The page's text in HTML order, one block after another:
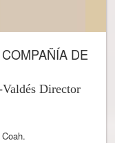
DE
Director